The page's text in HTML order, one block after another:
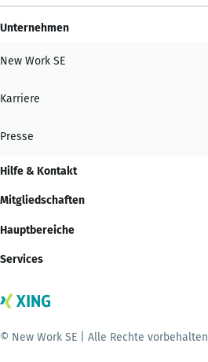
Unternehmen
New Work SE
Karriere
Presse
Hilfe & Kontakt
Mitgliedschaften
Hauptbereiche
Services
© New Work SE | Alle Rechte vorbehalten